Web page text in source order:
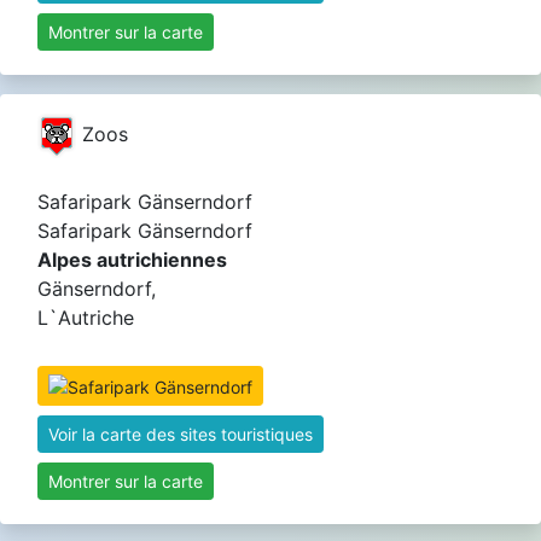
Montrer sur la carte
Zoos
Safaripark Gänserndorf
Safaripark Gänserndorf
Alpes autrichiennes
Gänserndorf,
L`Autriche
Voir la carte des sites touristiques
Montrer sur la carte